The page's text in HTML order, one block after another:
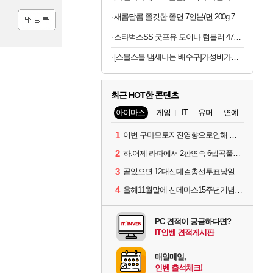
새콤달콤 쫄깃한 쫄면 7인분(면 200g 7봉+소스 50g 7봉)
스타벅스SS 굿포유 도이나 텀블러 473ml 핑크
[스믈스믈 냄새나는 배수구]가성비가브랜드다 배수구 클리너, 2.1L, 6개
최근 HOT한 콘텐츠
아이마스 게임 IT 유머 연예
1 이번 구마모토지진영향으로인해 아이돌 커뮤니케이션 매일 게시물이 중단된다고하네요ㅠ
2 하.어제 라파에서 2판연속 6렙곡풀콤못했네요.
3 곧있으면 12대신데걸총선투표당일이네요.
4 올해11월말에 신데마스15주년기념 라이브를 하네요
PC 견적이 궁금하다면?
IT인벤 견적게시판
매일매일,
인벤 출석체크!